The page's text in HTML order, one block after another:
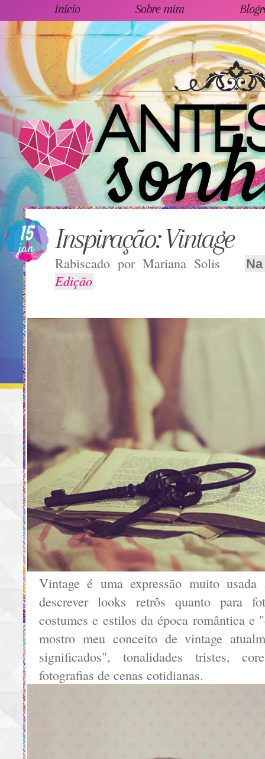
Início Sobre mim
15
jan Inspiração: Vintage
Rabiscado porMariana Solis
Edição
Vintage é uma expressão muito usada
descrever looks retrôs quanto para
costumes e estilos da época romântica e
mostro meu conceito de vintage
significados", tonalidades tristes,
fotografias de cenas cotidianas.